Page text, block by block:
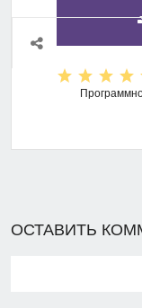
ОСТАВИТЬ